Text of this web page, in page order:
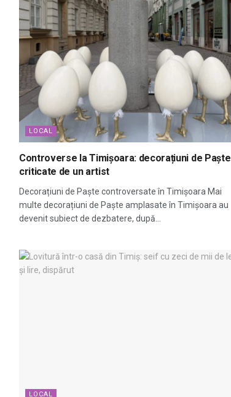
LOCAL
Controverse la Timișoara: decorațiuni de Paște
criticate de un artist
Decorațiuni de Paște controversate în Timișoara Mai
multe decorațiuni de Paște amplasate în Timișoara au
devenit subiect de dezbatere, după...
LOCAL